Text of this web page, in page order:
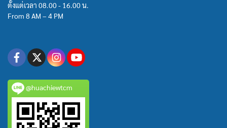
ตั้งแต่เวลา 08.00 - 16.00 น.
From 8 AM – 4 PM
@huachiewtcm